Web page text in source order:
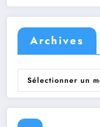
Archives
Archives